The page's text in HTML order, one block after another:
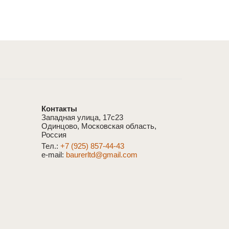
Контакты
Западная улица, 17с23
Одинцово, Московская область,
Россия
Тел.: +7 (925) 857-44-43
e-mail: baurerltd@gmail.com